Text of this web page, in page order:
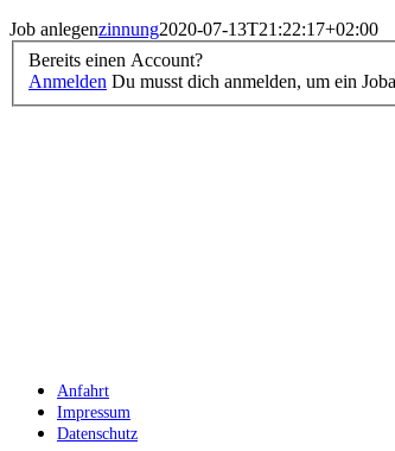
Job anlegenzinnung2020-07-13T21:22:17+02:00
Bereits einen Account?
Anmelden Du musst dich anmelden, um ein
Anfahrt
Impressum
Datenschutz